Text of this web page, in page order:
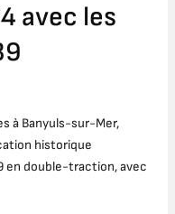
avec les
à Banyuls-sur-Mer,
historique
en double-traction, avec